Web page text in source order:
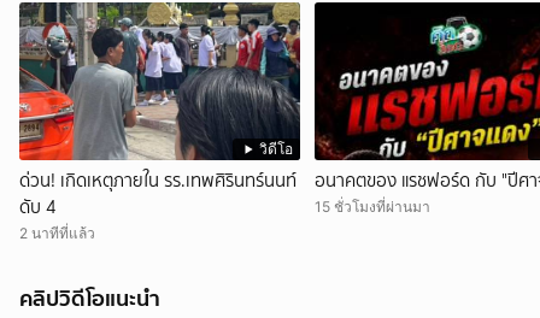
วิดีโอ
ด่วน! เกิดเหตุภายใน รร.เทพศิรินทร์นนท์
ดับ 4
2 นาทีที่แล้ว
อนาคตของ แรชฟอร์ด กับ "ปีศา
15 ชั่วโมงที่ผ่านมา
คลิปวิดีโอแนะนำ